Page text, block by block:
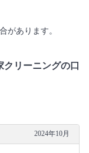
があります。
リーニングの口
2024年10月